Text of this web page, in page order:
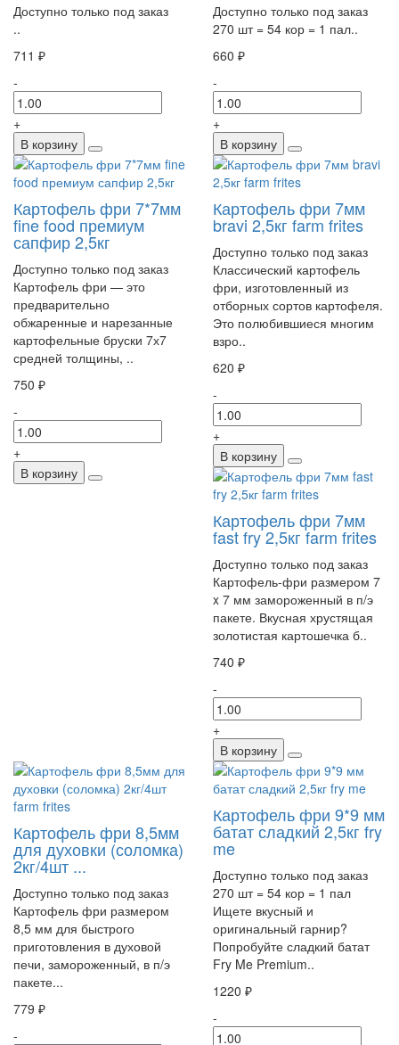
Доступно только под заказ
..
711 ₽
-
+
В корзину
Доступно только под заказ
270 шт = 54 кор = 1 пал..
660 ₽
-
+
В корзину
Картофель фри 7*7мм
fine food премиум
сапфир 2,5кг
Доступно только под заказ
Картофель фри — это
предварительно
обжаренные и нарезанные
картофельные бруски 7х7
средней толщины, ..
750 ₽
-
+
В корзину
Картофель фри 7мм
bravi 2,5кг farm frites
Доступно только под заказ
Классический картофель
фри, изготовленный из
отборных сортов картофеля.
Это полюбившиеся многим
взро..
620 ₽
-
+
В корзину
Картофель фри 7мм
fast fry 2,5кг farm frites
Доступно только под заказ
Картофель-фри размером 7
x 7 мм замороженный в п/э
пакете. Вкусная хрустящая
золотистая картошечка б..
740 ₽
-
+
В корзину
Картофель фри 8,5мм
для духовки (соломка)
2кг/4шт ...
Доступно только под заказ
Картофель фри размером
8,5 мм для быстрого
приготовления в духовой
печи, замороженный, в п/э
пакете...
779 ₽
-
Картофель фри 9*9 мм
батат сладкий 2,5кг fry
me
Доступно только под заказ
270 шт = 54 кор = 1 пал
Ищете вкусный и
оригинальный гарнир?
Попробуйте сладкий батат
Fry Me Premium..
1220 ₽
-